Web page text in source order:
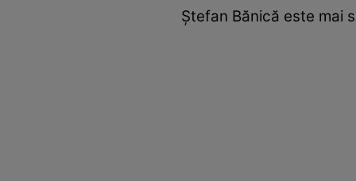
Ștefan Bănică este mai